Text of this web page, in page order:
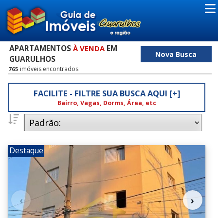
Nova Busca
APARTAMENTOS À VENDAEM
GUARULHOS
765 imóveis encontrados
FACILITE - FILTRE SUA BUSCA AQUI [+]
Bairro, Vagas, Dorms, Área, etc
0(2) (557)
(160) (1)
Vagas
0(96) 2(97)
3 (12) 4(7) 5(1)
‹ ›
Destaque